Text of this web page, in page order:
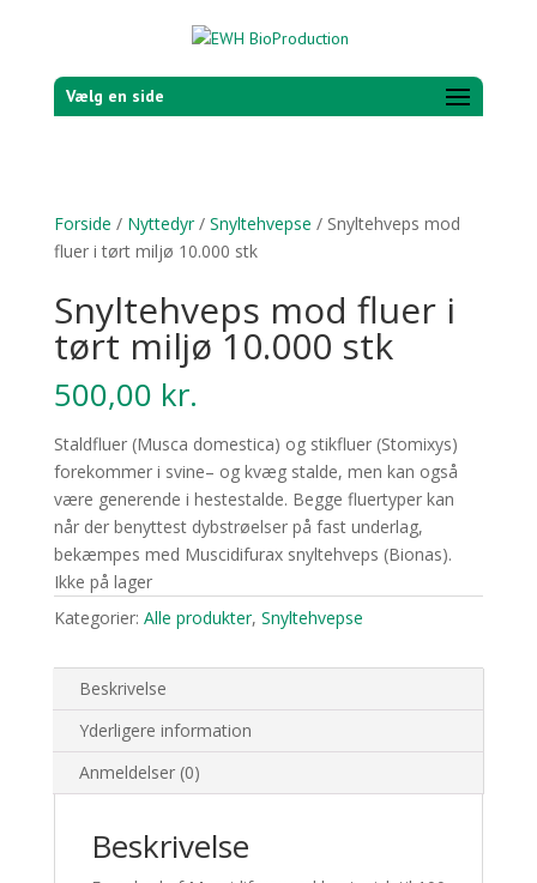
Vælg en side
Forside / Nyttedyr/ Snyltehvepse / Snyl­te­hveps mod
fluer i tørt miljø 10.000 stk
Snyl­te­hveps mod fluer i
tørt miljø 10.000 stk
500,00 kr.
Stald­fluer (Musca domes­tica) og stik­fluer (Stomixys)
forekom­mer i svine– og kvæg stalde, men kan også
være generende i hes­testalde. Begge fluer­typer kan
når der benyttest dyb­strøelser på fast under­lag,
bekæm­pes med Mus­cid­i­fu­rax snyl­te­hveps (Bionas).
Ikke på lager
Kategorier: Alle produkter, Snyltehvepse
Beskrivelse
Yderligere information
Anmeldelser (0)
Beskrivelse